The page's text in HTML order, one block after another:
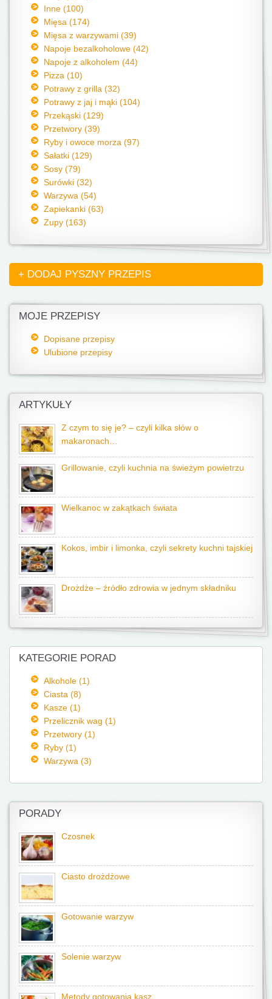
Inne (100)
Mięsa (174)
Mięsa z warzywami (39)
Napoje bezalkoholowe (42)
Napoje z alkoholem (44)
Pizza (10)
Potrawy z grilla (32)
Potrawy z jaj i mąki (104)
Przekąski (129)
Przetwory (39)
Ryby i owoce morza (97)
Sałatki (129)
Sosy (79)
Surówki (32)
Warzywa (54)
Zapiekanki (63)
Zupy (163)
+ DODAJ PYSZNY PRZEPIS
MOJE PRZEPISY
Dopisane przepisy
Ulubione przepisy
ARTYKUŁY
Z czym to się je? – czyli kilka słów o
makaronach…
Grillowanie, czyli kuchnia na świeżym powietrzu
Wielkanoc w zakątkach świata
Kokos, imbir i limonka, czyli sekrety kuchni tajskiej
Drożdże – źródło zdrowia w jednym składniku
KATEGORIE PORAD
Alkohole (1)
Ciasta (8)
Kasze (1)
Przelicznik wag (1)
Przetwory (1)
Ryby (1)
Warzywa (3)
PORADY
Czosnek
Ciasto drożdżowe
Gotowanie warzyw
Solenie warzyw
Metody gotowania kasz